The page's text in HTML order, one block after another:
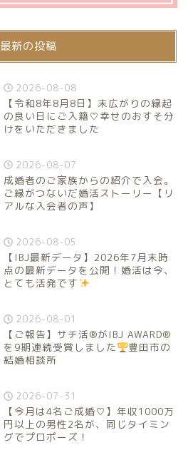
最新の投稿
2026-08-08
【令和8年8月8日】末広がりの縁起
の良い日にご入籍♡幸せのおすそ分
けをいただきました
2026-08-07
成婚者のご家族からの紹介で入会。
ご縁がつないだ婚活ストーリー【リ
アルな入会者の声】
2026-08-05
【IBJ最新データ】2026年7月末時
点の最新データを公開！婚活は今、
とても活発です
2026-08-01
【ご報告】サチ活®がIBJ AWARD®
を9期連続受賞しました
豊田市の
結婚相談所
2026-07-31
【今月は4名ご成婚♡】年収1000万
円以上の男性2名が、同じタイミン
グでプロポーズ！